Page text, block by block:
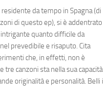
da tempo in Spagna (di
di questo ep), si è addentrato
quanto difficile da
prevedibile e risaputo. Cita
che, in effetti, non è
tre canzoni sta nella sua capacità
originalità e personalità. Belli i